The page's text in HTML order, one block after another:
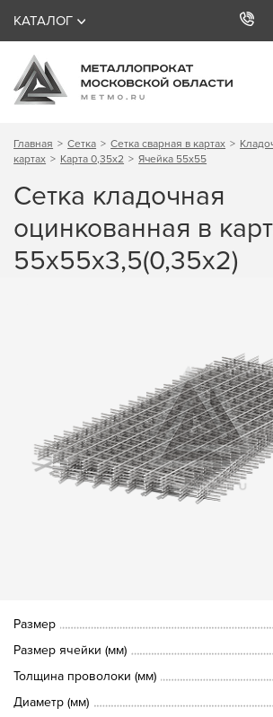
КАТАЛОГ
Главная Сетка Сетка сварная в картах
картах
Карта 0,35х2 Ячейка 55х55
Сетка кладочная
оцинкованная в
55х55х3,5(0,35х2)
Размер
Размер ячейки (мм)
Толщина проволоки (мм)
Диаметр (мм)